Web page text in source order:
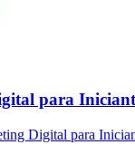
para
Digital para